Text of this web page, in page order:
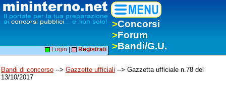
>Concorsi
>Forum
>Bandi/G.U.
Login Registrati
Bandi di concorso --> Gazzette ufficiali --> Gazzetta ufficiale n.78 del
13/10/2017